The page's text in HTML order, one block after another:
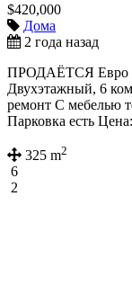
$420,000
Дома
2 года назад
ПРОДАЁТСЯ Евро
Двухэтажный, 6
ремонт С мебелью
Парковка есть
325 m2
6
2